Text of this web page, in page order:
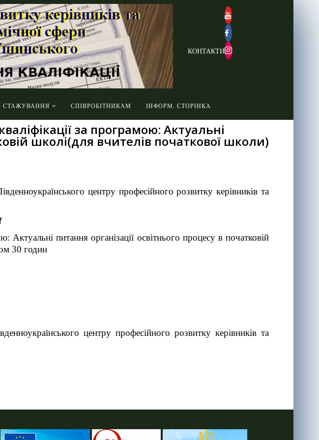
КОНТАКТИ
СТАЖУВАННЯ СПІВРОБІТНИКАМ ІНФОРМ. СТОРІНКА
за програмою: Актуальні
школі(для вчителів початкової школи)
центру професійного розвитку керівників та
питання організації освітнього процесу в початковій
30 годин
центру професійного розвитку керівників та